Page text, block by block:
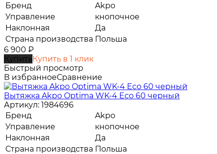
Бренд
Akpo
Управление
кнопочное
Наклонная
Да
Страна производства Польша
6 900 ₽
КупитьКупить в 1 клик
Быстрый просмотр
В избранноеСравнение
Вытяжка Akpo Optima WK-4 Eco 60 черный
Артикул: 1984696
Бренд
Akpo
Управление
кнопочное
Наклонная
Да
Страна производства Польша